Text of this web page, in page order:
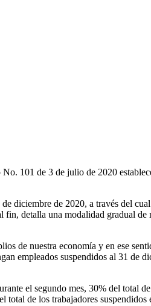
de 3 de julio de 2020
diciembre de 2020, a través del
fin, detalla una modalidad gradual
de nuestra economía y en ese
empleados suspendidos al 31 de
el segundo mes, 30% del total
de los trabajadores